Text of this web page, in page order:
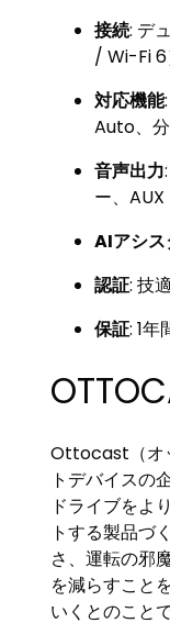
接続: デ
/ Wi-Fi 6
対応機能
Auto、
音声出力
ー、
AIアシ
認証: 技
保証: 1年
Ottocast（オ
トデバイスの
ドライブをよ
トする製品づ
さ、運転の邪
を減らすこと
いくとのことで